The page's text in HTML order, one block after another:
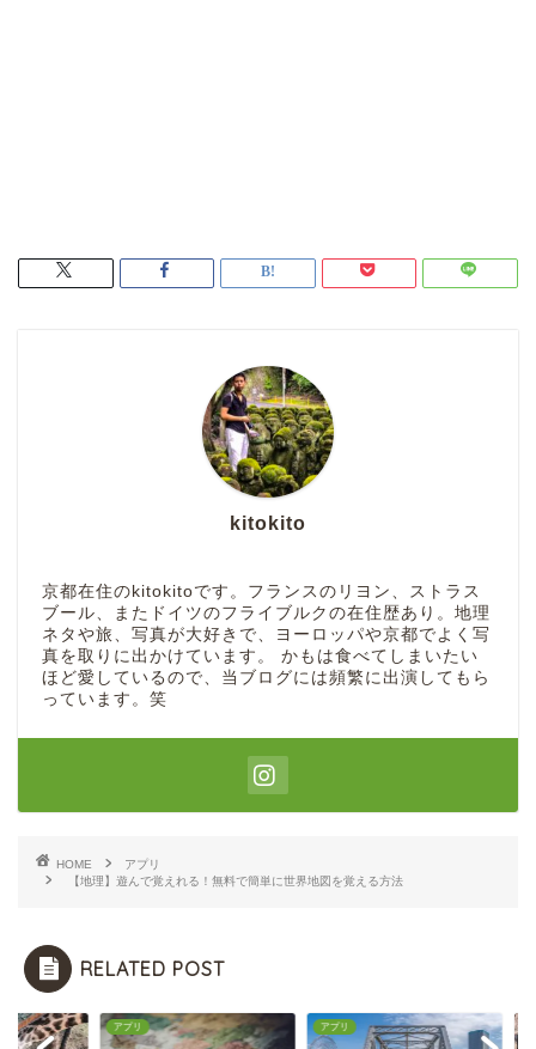
kitokito
京都在住のkitokitoです。フランスのリヨン、ストラス
ブール、またドイツのフライブルクの在住歴あり。地理
ネタや旅、写真が大好きで、ヨーロッパや京都でよく写
真を取りに出かけています。 かもは食べてしまいたい
ほど愛しているので、当ブログには頻繁に出演してもら
っています。笑
HOME
アプリ
【地理】遊んで覚えれる！無料で簡単に世界地図を覚える方法
RELATED POST
アプリ アプリ